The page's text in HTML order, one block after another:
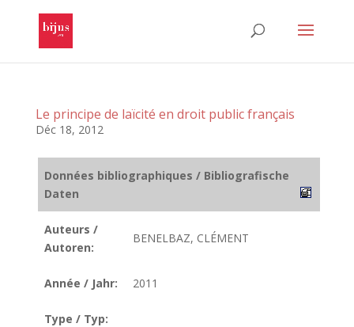
Le principe de laïcité en droit public français
Déc 18, 2012
Données bibliographiques / Bibliografische
Daten
Auteurs /
Autoren:
BENELBAZ, CLÉMENT
Année / Jahr: 2011
Type / Typ: